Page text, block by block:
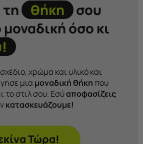
τη θήκη
σου
όσο κι
χρώμα και υλικό και
μια μοναδική θήκηπου
το στιλ σου. Εσύαποφασίζεις
κατασκευάζουμε!
Τώρα!